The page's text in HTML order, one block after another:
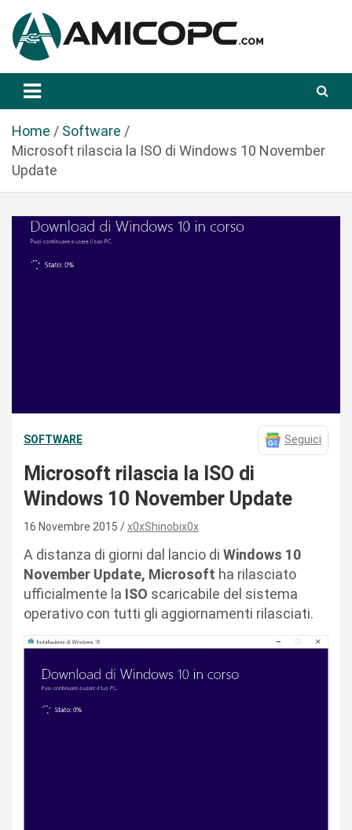
a
Amicopc.com
Home
Software
Microsoft rilascia la ISO di Windows 10 November
Update
SOFTWARE Seguici
Microsoft rilascia la ISO di
Windows 10 November Update
16 Novembre 2015 x0xShinobix0x
A distanza di giorni dal lancio di Windows 10
November Update, Microsoft ha rilasciato
ufficialmente la ISO scaricabile del sistema
operativo con tutti gli aggiornamenti rilasciati.